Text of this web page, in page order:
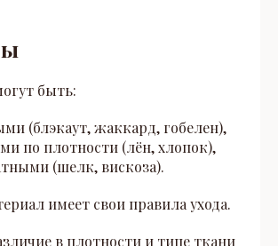
быть:
(блэкаут, жаккард, гобелен),
по плотности (лён, хлопок),
(шелк, вискоза).
имеет свои правила ухода.
в плотности и типе ткани